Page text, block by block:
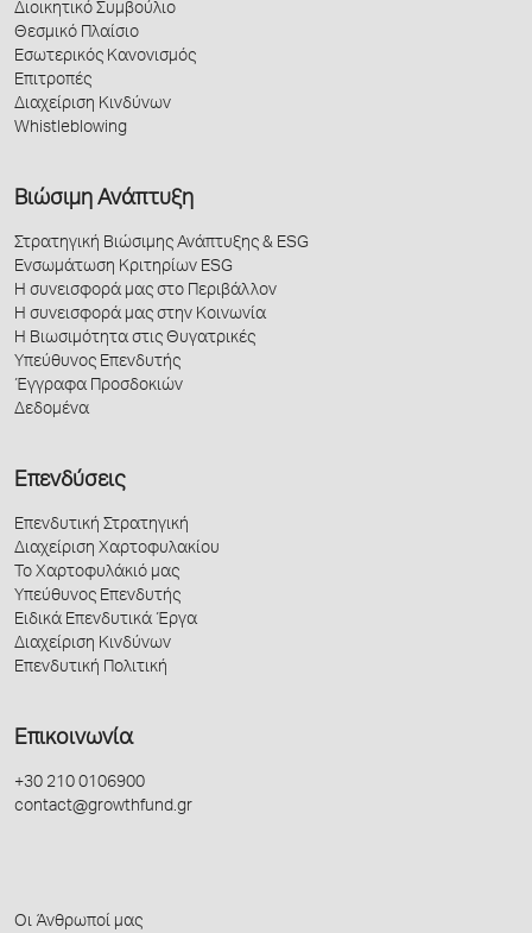
Διοικητικό Συμβούλιο
Θεσμικό Πλαίσιο
Εσωτερικός Κανονισμός
Επιτροπές
Διαχείριση Κινδύνων
Whistleblowing
Βιώσιμη Ανάπτυξη
Στρατηγική Βιώσιμης Ανάπτυξης & ESG
Ενσωμάτωση Κριτηρίων ESG
Η συνεισφορά μας στο Περιβάλλον
Η συνεισφορά μας στην Κοινωνία
Η Βιωσιμότητα στις Θυγατρικές
Υπεύθυνος Επενδυτής
Έγγραφα Προσδοκιών
Δεδομένα
Επενδύσεις
Επενδυτική Στρατηγική
Διαχείριση Χαρτοφυλακίου
Το Χαρτοφυλάκιό μας
Υπεύθυνος Επενδυτής
Ειδικά Επενδυτικά Έργα
Διαχείριση Κινδύνων
Επενδυτική Πολιτική
Επικοινωνία
+30 210 0106900
contact@growthfund.gr
Οι Άνθρωποί μας